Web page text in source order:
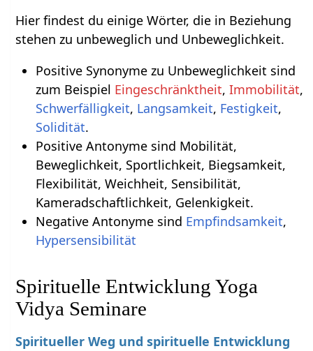
Hier findest du einige Wörter, die in Beziehung
stehen zu unbeweglich und Unbeweglichkeit.
Positive Synonyme zu Unbeweglichkeit sind
zum Beispiel Eingeschränktheit, Immobilität,
Schwerfälligkeit, Langsamkeit, Festigkeit,
Solidität.
Positive Antonyme sind Mobilität,
Beweglichkeit, Sportlichkeit, Biegsamkeit,
Flexibilität, Weichheit, Sensibilität,
Kameradschaftlichkeit, Gelenkigkeit.
Negative Antonyme sind Empfindsamkeit,
Hypersensibilität
Spirituelle Entwicklung Yoga
Vidya Seminare
Spiritueller Weg und spirituelle Entwicklung